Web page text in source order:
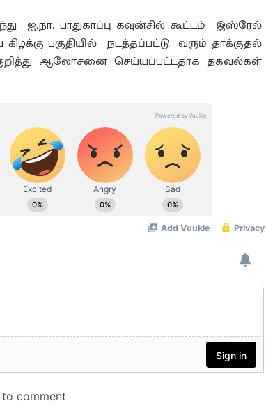
பாதுகாப்பு கவுன்சில் கூட்டம் இஸ்ரேல்
பகுதியில் நடத்தப்பட்டு வரும் தாக்குதல்
ஆலோசனை செய்யப்பட்டதாக தகவல்கள்